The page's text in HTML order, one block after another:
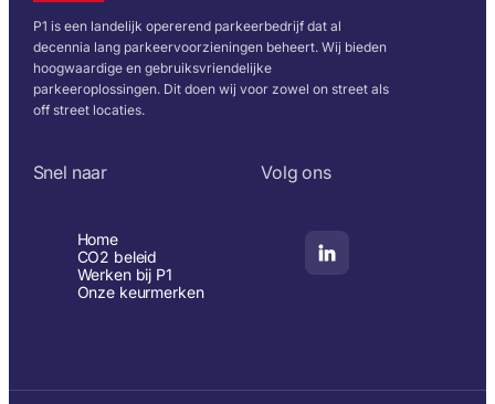
P1 is een landelijk opererend parkeerbedrijf dat al
decennia lang parkeervoorzieningen beheert. Wij bieden
hoogwaardige en gebruiksvriendelijke
parkeeroplossingen. Dit doen wij voor zowel on street als
off street locaties.
Snel naar
Home
CO2 beleid
Werken bij P1
Onze keurmerken
Volg ons